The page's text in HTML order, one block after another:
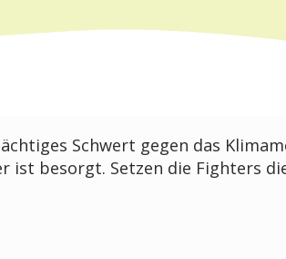
Schwert gegen das
ist besorgt. Setzen die Fighters